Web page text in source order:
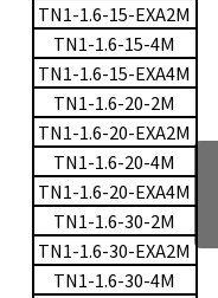
TN1-1.6-15-EXA2M
TN1-1.6-15-4M
TN1-1.6-15-EXA4M
TN1-1.6-20-2M
TN1-1.6-20-EXA2M
TN1-1.6-20-4M
TN1-1.6-20-EXA4M
TN1-1.6-30-2M
TN1-1.6-30-EXA2M
TN1-1.6-30-4M